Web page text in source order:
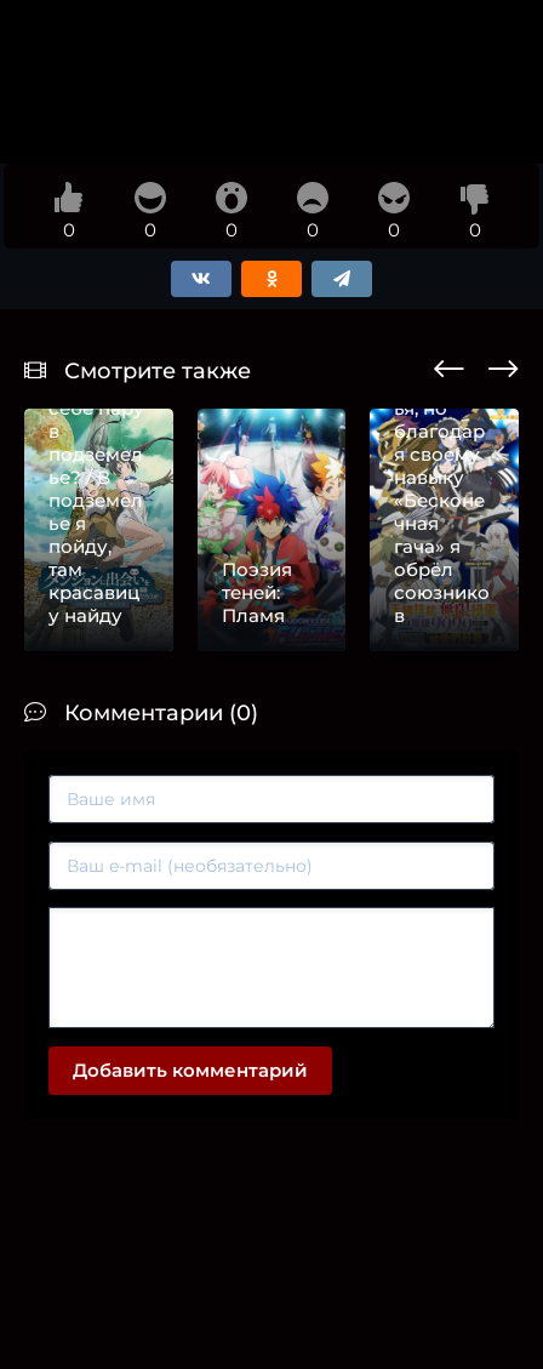
0 0 0 0 0 0
Смотрите также
плохо
искать
себе пару
в
подземел
ье? / В
подземел
ье я
пойду,
там
красавиц
у найду
Поэзия
теней:
Пламя
глубине
подземел
ья, но
благодар
я своему
навыку
«Бесконе
чная
гача» я
обрёл
союзнико
в
Комментарии (0)
Добавить комментарий